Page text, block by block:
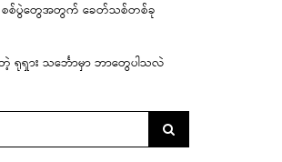
စစ်ပွဲတွေအတွက် ခေတ်သစ်တစ်ခု
ရုရှား သင်္ဘောမှာ ဘာတွေပါသလဲ